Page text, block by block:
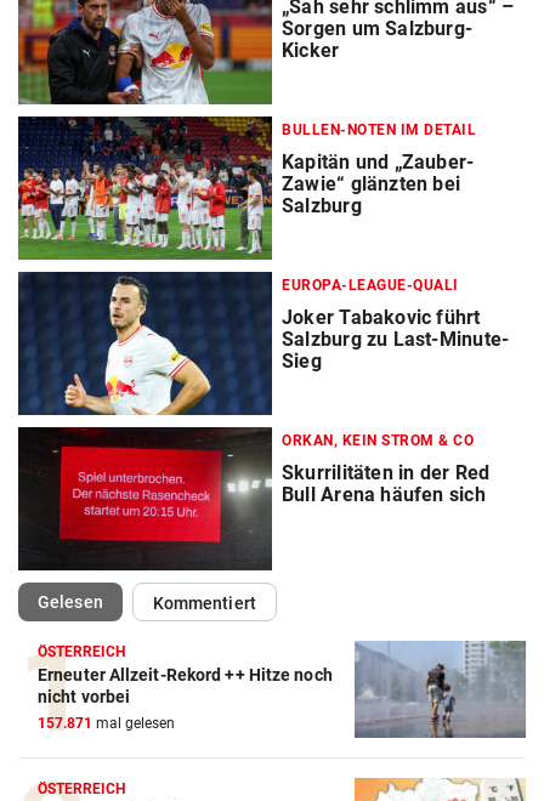
„Sah sehr schlimm aus“ –
Sorgen um Salzburg-
Kicker
BULLEN-NOTEN IM DETAIL
Kapitän und „Zauber-
Zawie“ glänzten bei
Salzburg
EUROPA-LEAGUE-QUALI
Joker Tabakovic führt
Salzburg zu Last-Minute-
Sieg
ORKAN, KEIN STROM & CO
Skurrilitäten in der Red
Bull Arena häufen sich
Gelesen(ausgewählt)Kommentiert
ÖSTERREICH
Erneuter Allzeit-Rekord ++ Hitze noch
nicht vorbei
157.871 mal gelesen
ÖSTERREICH